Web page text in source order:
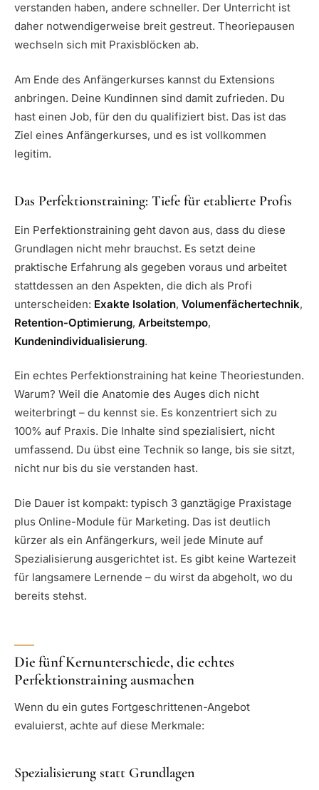
verstanden haben, andere schneller. Der Unterricht ist
daher notwendigerweise breit gestreut. Theoriepausen
wechseln sich mit Praxisblöcken ab.
Am Ende des Anfängerkurses kannst du Extensions
anbringen. Deine Kundinnen sind damit zufrieden. Du
hast einen Job, für den du qualifiziert bist. Das ist das
Ziel eines Anfängerkurses, und es ist vollkommen
legitim.
Das Perfektionstraining: Tiefe für etablierte Profis
Ein Perfektionstraining geht davon aus, dass du diese
Grundlagen nicht mehr brauchst. Es setzt deine
praktische Erfahrung als gegeben voraus und arbeitet
stattdessen an den Aspekten, die dich als Profi
unterscheiden: Exakte Isolation, Volumenfächertechnik,
Retention-Optimierung, Arbeitstempo,
Kundenindividualisierung.
Ein echtes Perfektionstraining hat keine Theoriestunden.
Warum? Weil die Anatomie des Auges dich nicht
weiterbringt – du kennst sie. Es konzentriert sich zu
100% auf Praxis. Die Inhalte sind spezialisiert, nicht
umfassend. Du übst eine Technik so lange, bis sie sitzt,
nicht nur bis du sie verstanden hast.
Die Dauer ist kompakt: typisch 3 ganztägige Praxistage
plus Online-Module für Marketing. Das ist deutlich
kürzer als ein Anfängerkurs, weil jede Minute auf
Spezialisierung ausgerichtet ist. Es gibt keine Wartezeit
für langsamere Lernende – du wirst da abgeholt, wo du
bereits stehst.
Die fünf Kernunterschiede, die echtes
Perfektionstraining ausmachen
Wenn du ein gutes Fortgeschrittenen-Angebot
evaluierst, achte auf diese Merkmale:
Spezialisierung statt Grundlagen